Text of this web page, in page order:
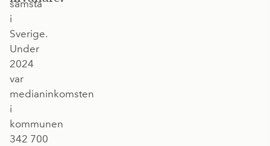
sämsta
i
Sverige.
Under
2024
var
medianinkomsten
i
kommunen
342 700